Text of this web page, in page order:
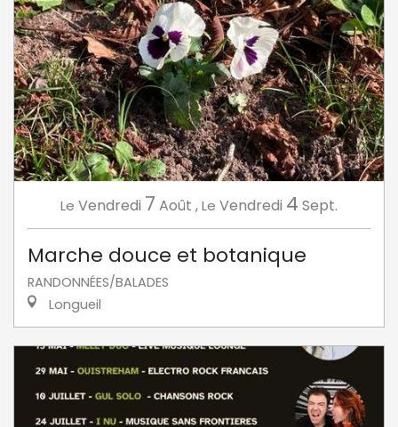
Le Vendredi 7 Août ,Le Vendredi 4 Sept.
Marche douce et botanique
RANDONNÉES/BALADES
Longueil